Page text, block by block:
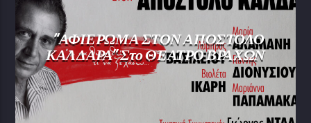
“ΑΦΙΕΡΩΜΑ ΣΤΟΝ ΑΠΟΣΤΟΛΟ
ΚΑΛΔΑΡΑ” Στο ΘΕΑΤΡΟ ΒΡΑΧΩΝ